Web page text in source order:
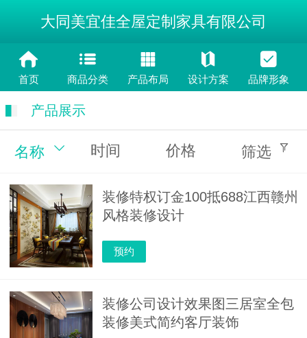
大同美宜佳全屋定制家具有限公司
首页 商品分类 产品布局 设计方案 品牌形象
产品展示
名称 时间 价格 筛选
装修特权订金100抵688江西赣州
风格装修设计
预约
装修公司设计效果图三居室全包
装修美式简约客厅装饰